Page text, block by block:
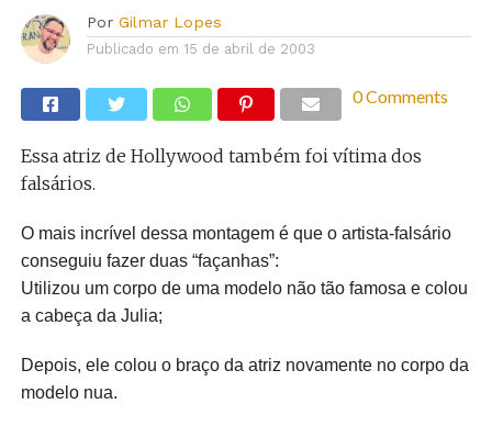
Por Gilmar Lopes
Publicado em 15 de abril de 2003
0 Comments
Essa atriz de Hollywood também foi vítima dos
falsários.
O mais incrível dessa montagem é que o artista-falsário
conseguiu fazer duas “façanhas”:
Utilizou um corpo de uma modelo não tão famosa e colou
a cabeça da Julia;
Depois, ele colou o braço da atriz novamente no corpo da
modelo nua.